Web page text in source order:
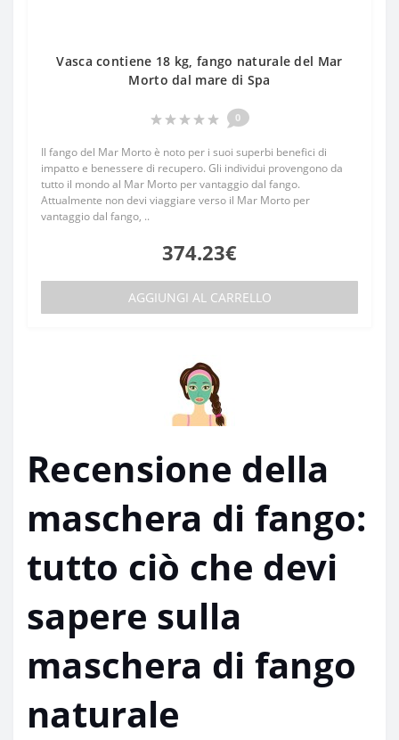
Vasca contiene 18 kg, fango naturale del Mar
Morto dal mare di Spa
0
Il fango del Mar Morto è noto per i suoi superbi benefici di
impatto e benessere di recupero. Gli individui provengono da
tutto il mondo al Mar Morto per vantaggio dal fango.
Attualmente non devi viaggiare verso il Mar Morto per
vantaggio dal fango, ..
374.23€
AGGIUNGI AL CARRELLO
Recensione della
maschera di fango:
tutto ciò che devi
sapere sulla
maschera di fango
naturale